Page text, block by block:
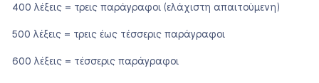
400 λέξεις = τρεις παράγραφοι (ελάχιστη απαιτούμενη)
500 λέξεις = τρεις έως τέσσερις παράγραφοι
600 λέξεις = τέσσερις παράγραφοι